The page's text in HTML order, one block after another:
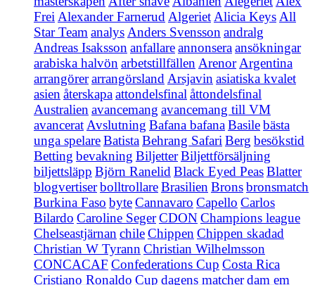
Frei Alexander Farnerud Algeriet Alicia Keys All
Star Team analys Anders Svensson andralg
Andreas Isaksson anfallareannonseraansökningar
arabiska halvön arbetstillfällen Arenor Argentina
arrangörerarrangörsland Arsjavin asiatiska kvalet
asien återskapaattondelsfinal åttondelsfinal
Australien avancemang avancemang till VM
avancerat Avslutning Bafana bafanaBasilebästa
unga spelareBatistaBehrang Safari Berg besökstid
Betting bevakning BiljetterBiljettförsäljning
biljettsläpp Björn Ranelid Black Eyed PeasBlatter
blogvertiserbolltrollareBrasilien Bronsbronsmatch
Burkina Faso byteCannavaro Capello Carlos
Bilardo Caroline SegerCDONChampions league
Chelseastjärnan chileChippen Chippen skadad
Christian W Tyrann Christian Wilhelmsson
CONCACAF Confederations Cup Costa Rica
Cristiano Ronaldo Cup dagens matcherdam em